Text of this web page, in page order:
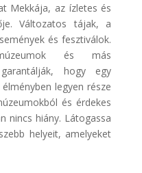
Mekkája, az ízletes és
Változatos tájak, a
és fesztiválok.
és más
hogy egy
legyen része
és érdekes
nincs hiány. Látogassa
helyeit, amelyeket